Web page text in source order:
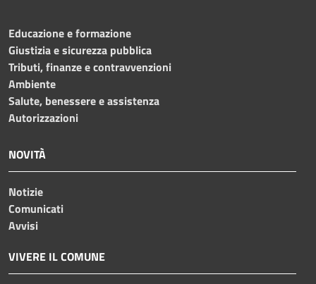
Educazione e formazione
Giustizia e sicurezza pubblica
Tributi, finanze e contravvenzioni
Ambiente
Salute, benessere e assistenza
Autorizzazioni
NOVITÀ
Notizie
Comunicati
Avvisi
VIVERE IL COMUNE